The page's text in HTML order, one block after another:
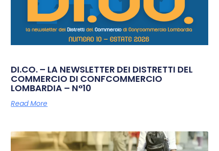
DI.CO. – LA NEWSLETTER DEI DISTRETTI DEL
COMMERCIO DI CONFCOMMERCIO
LOMBARDIA – N°10
Read More